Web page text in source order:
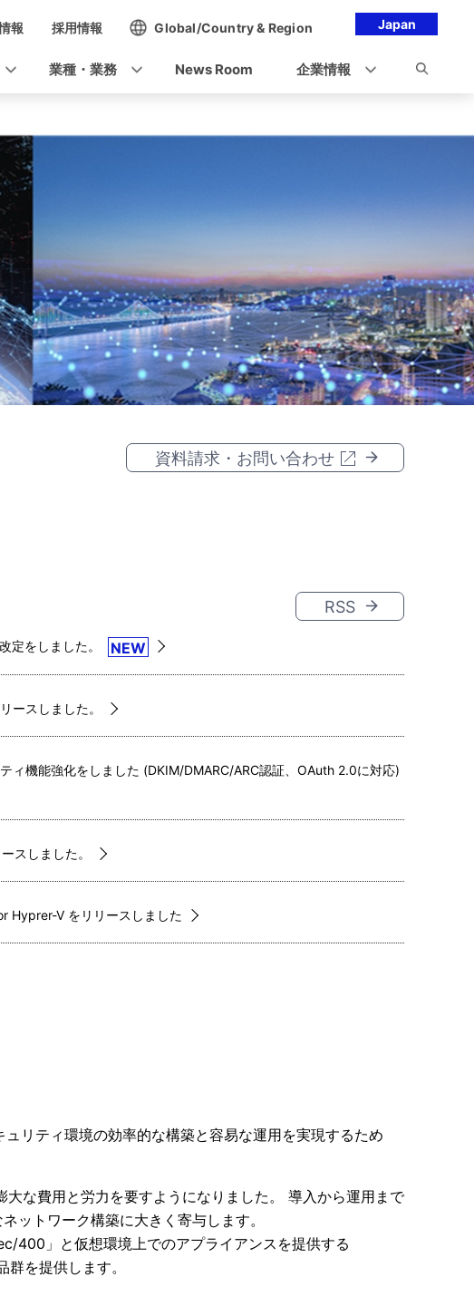
Japan
報 採用情報 Global/Country & Region
業種・業務 News Room 企業情報
資料請求・お問い合わせ
RSS
定をしました。 NEW
スしました。
機能強化をしました (DKIM/DMARC/ARC認証、OAuth 2.0に対応)
スしました。
Hyprer-V をリリースしました
リティ環境の効率的な構築と容易な運用を実現するため
な費用と労力を要すようになりました。 導入から運用まで
ットワーク構築に大きく寄与します。
400」と仮想環境上でのアプライアンスを提供する
を提供します。